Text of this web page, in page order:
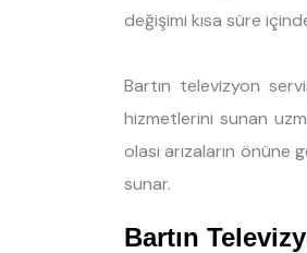
değişimi kısa süre
Bartın televizyon
hizmetlerini sunan
olası arızaların
sunar.
Bartın